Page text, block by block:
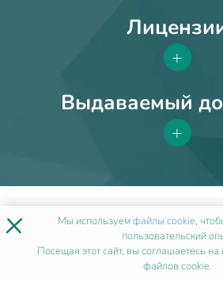
+
Выдаваемый
+
ОТЗЫВЫ
НАШИХ КЛИЕНТОВ
ПОДТВЕРЖДЕНЫ
× Мы используемфайлы cookie,
пользовательский
Посещая этот сайт, вы соглашаетесь
файлов cookie.